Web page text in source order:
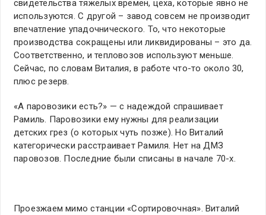
свидетельства тяжелых времен, цеха, которые явно не
используются. С другой – завод совсем не производит
впечатление упадочнического. То, что некоторые
производства сокращены или ликвидированы – это да.
Соответственно, и тепловозов используют меньше.
Сейчас, по словам Виталия, в работе что-то около 30,
плюс резерв.
«А паровозики есть?» — с надеждой спрашивает
Рамиль. Паровозики ему нужны для реализации
детских грез (о которых чуть позже). Но Виталий
категорически расстраивает Рамиля. Нет на ДМЗ
паровозов. Последние были списаны в начале 70-х.
Проезжаем мимо станции «Сортировочная». Виталий